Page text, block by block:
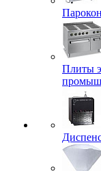
Плиты